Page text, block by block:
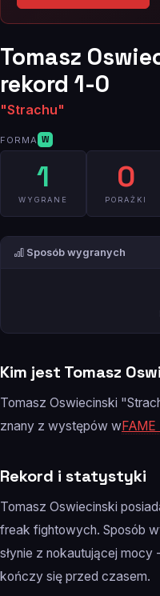
Tomasz
rekord 1-0
"Strachu"
FORMA W
1
WYGRANE
0
PORAŻKI
Sposób wygranych
Kim jest Tomasz
Tomasz Oswiecinski
znany z występów w
Rekord i statystyki
Tomasz Oswiecinski
freak fightowych. Sposób
słynie z nokautującej
kończy się przed czasem.